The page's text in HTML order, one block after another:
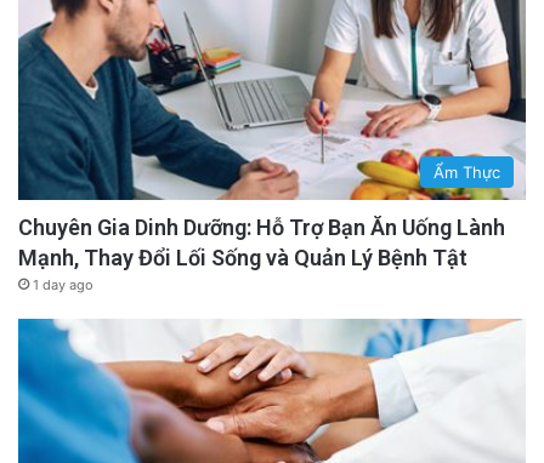
Ẩm Thực
Chuyên Gia Dinh Dưỡng: Hỗ Trợ Bạn Ăn Uống Lành
Mạnh, Thay Đổi Lối Sống và Quản Lý Bệnh Tật
1 day ago